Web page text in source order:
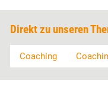
Direkt zu unseren
Coaching